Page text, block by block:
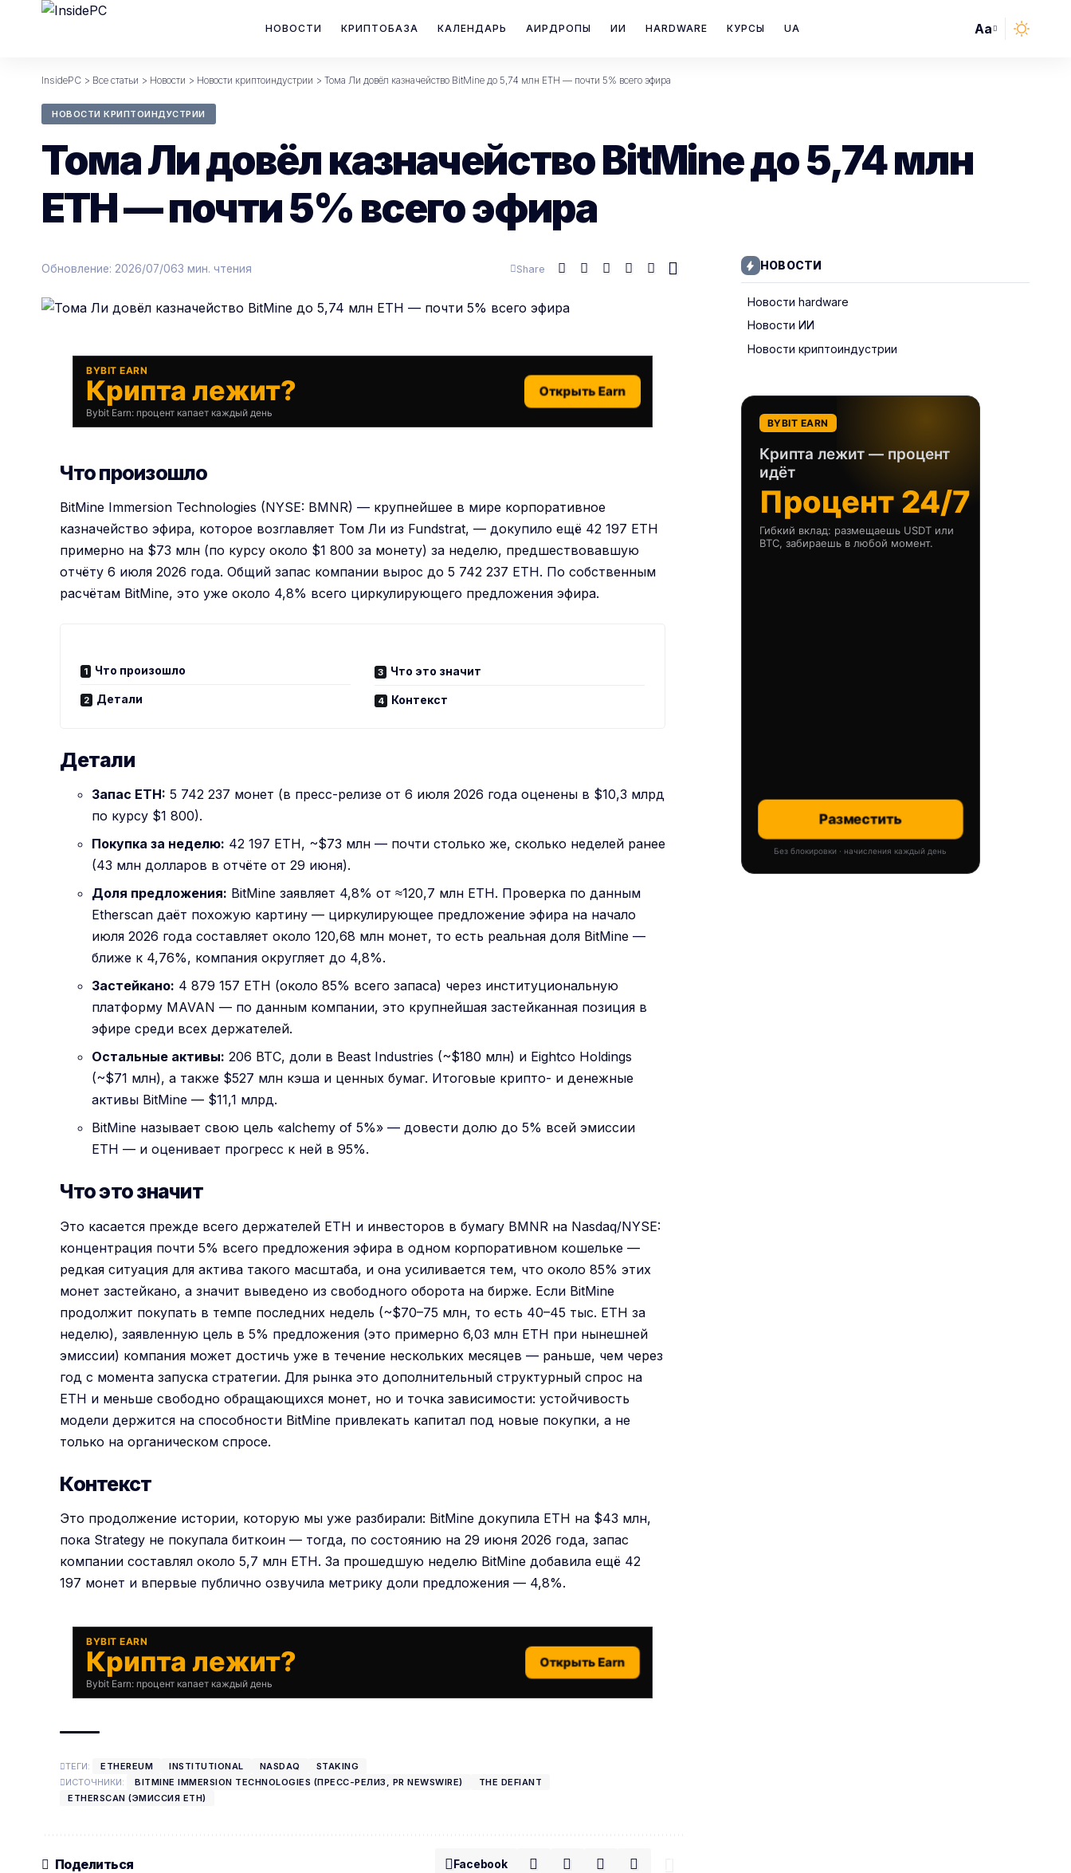
НОВОСТИ КРИПТОБАЗА КАЛЕНДАРЬ АИРДРОПЫ ИИ HARDWARE КУРСЫ UA
Font
Aa
InsidePC > Все статьи > Новости > Новости криптоиндустрии > Тома Ли довёл казначейство BitMine до 5,74 млн ETH — почти 5% всего эфира
НОВОСТИ КРИПТОИНДУСТРИИ
Тома Ли довёл казначейство BitMine до 5,74 млн
ETH — почти 5% всего эфира
Обновление: 2026/07/063 мин. чтения Share
BYBIT EARN
Крипта лежит?
Bybit Earn: процент капает каждый день
Открыть Earn
Что произошло
BitMine Immersion Technologies (NYSE: BMNR) — крупнейшее в мире корпоративное
казначейство эфира, которое возглавляет Том Ли из Fundstrat, — докупило ещё 42 197 ETH
примерно на $73 млн (по курсу около $1 800 за монету) за неделю, предшествовавшую
отчёту 6 июля 2026 года. Общий запас компании вырос до 5 742 237 ETH. По собственным
расчётам BitMine, это уже около 4,8% всего циркулирующего предложения эфира.
Что произошло
Детали
Что это значит
Контекст
Детали
Запас ETH: 5 742 237 монет (в пресс-релизе от 6 июля 2026 года оценены в $10,3 млрд
по курсу $1 800).
Покупка за неделю: 42 197 ETH, ~$73 млн — почти столько же, сколько неделей ранее
(43 млн долларов в отчёте от 29 июня).
Доля предложения: BitMine заявляет 4,8% от ≈120,7 млн ETH. Проверка по данным
Etherscan даёт похожую картину — циркулирующее предложение эфира на начало
июля 2026 года составляет около 120,68 млн монет, то есть реальная доля BitMine —
ближе к 4,76%, компания округляет до 4,8%.
Застейкано: 4 879 157 ETH (около 85% всего запаса) через институциональную
платформу MAVAN — по данным компании, это крупнейшая застейканная позиция в
эфире среди всех держателей.
Остальные активы: 206 BTC, доли в Beast Industries (~$180 млн) и Eightco Holdings
(~$71 млн), а также $527 млн кэша и ценных бумаг. Итоговые крипто- и денежные
активы BitMine — $11,1 млрд.
BitMine называет свою цель «alchemy of 5%» — довести долю до 5% всей эмиссии
ETH — и оценивает прогресс к ней в 95%.
Что это значит
Это касается прежде всего держателей ETH и инвесторов в бумагу BMNR на Nasdaq/NYSE:
концентрация почти 5% всего предложения эфира в одном корпоративном кошельке —
редкая ситуация для актива такого масштаба, и она усиливается тем, что около 85% этих
монет застейкано, а значит выведено из свободного оборота на бирже. Если BitMine
продолжит покупать в темпе последних недель (~$70–75 млн, то есть 40–45 тыс. ETH за
неделю), заявленную цель в 5% предложения (это примерно 6,03 млн ETH при нынешней
эмиссии) компания может достичь уже в течение нескольких месяцев — раньше, чем через
год с момента запуска стратегии. Для рынка это дополнительный структурный спрос на
ETH и меньше свободно обращающихся монет, но и точка зависимости: устойчивость
модели держится на способности BitMine привлекать капитал под новые покупки, а не
только на органическом спросе.
Контекст
Это продолжение истории, которую мы уже разбирали: BitMine докупила ETH на $43 млн,
пока Strategy не покупала биткоин — тогда, по состоянию на 29 июня 2026 года, запас
компании составлял около 5,7 млн ETH. За прошедшую неделю BitMine добавила ещё 42
197 монет и впервые публично озвучила метрику доли предложения — 4,8%.
BYBIT EARN
Крипта лежит?
Bybit Earn: процент капает каждый день
Открыть Earn
ТЕГИ: ETHEREUM INSTITUTIONAL NASDAQ
STAKING
ИСТОЧНИКИ:
BITMINE IMMERSION TECHNOLOGIES (ПРЕСС-РЕЛИЗ, PR NEWSWIRE)
THE DEFIANT
ETHERSCAN (ЭМИССИЯ ETH)
Поделиться Facebook
НОВОСТИ
Новости hardware
Новости ИИ
Новости криптоиндустрии
BYBIT EARN
Крипта лежит — процент
идёт
Процент 24/7
Гибкий вклад: размещаешь USDT или
BTC, забираешь в любой момент.
Разместить
Без блокировки · начисления каждый день